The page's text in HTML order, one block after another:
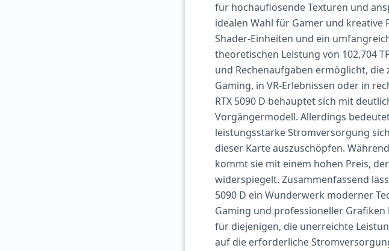
für hochauflösende Texturen und
idealen Wahl für Gamer und kreative
Shader-Einheiten und ein
theoretischen Leistung von 102,704
und Rechenaufgaben ermöglicht,
Gaming, in VR-Erlebnissen oder in
RTX 5090 D behauptet sich mit
Vorgängermodell. Allerdings
leistungsstarke Stromversorgung
dieser Karte auszuschöpfen.
kommt sie mit einem hohen Preis,
widerspiegelt. Zusammenfassend
5090 D ein Wunderwerk moderner
Gaming und professioneller
für diejenigen, die unerreichte
auf die erforderliche